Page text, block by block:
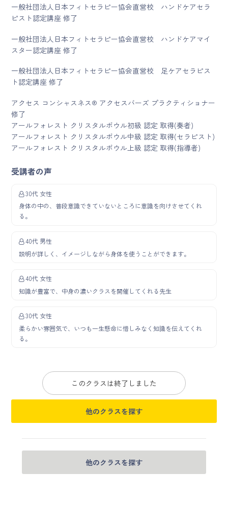
一般社団法人日本フィトセラピー協会直営校 ハンドケアセラ
ピスト認定講座 修了
一般社団法人日本フィトセラピー協会直営校 ハンドケアマイ
スター認定講座 修了
一般社団法人日本フィトセラピー協会直営校 足ケアセラピス
ト認定講座 修了
アクセス コンシャスネス® アクセスバーズ プラクティショナー
修了
アールフォレスト クリスタルボウル初級 認定 取得(奏者)
アールフォレスト クリスタルボウル中級 認定 取得(セラピスト)
アールフォレスト クリスタルボウル上級 認定 取得(指導者)
受講者の声
30代 女性
身体の中の、普段意識できていないところに意識を向けさせてくれ
る。
40代 男性
説明が詳しく、イメージしながら身体を使うことができます。
40代 女性
知識が豊富で、中身の濃いクラスを開催してくれる先生
30代 女性
柔らかい雰囲気で、いつも一生懸命に惜しみなく知識を伝えてくれ
る。
このクラスは終了しました
他のクラスを探す
他のクラスを探す